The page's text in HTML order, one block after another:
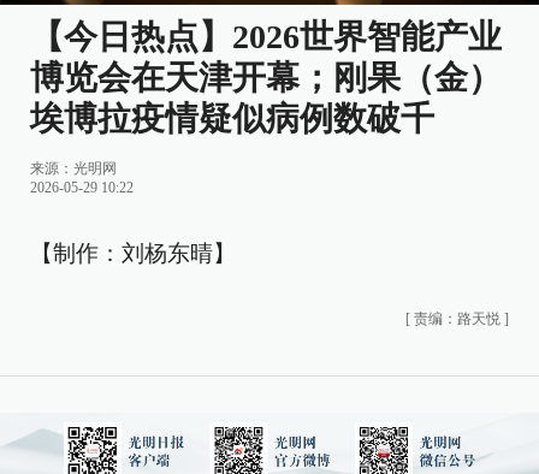
【今日热点】2026世界智能产业
博览会在天津开幕；刚果（金）
埃博拉疫情疑似病例数破千
来源：光明网
2026-05-29 10:22
【制作：刘杨东晴】
[ 责编：路天悦 ]